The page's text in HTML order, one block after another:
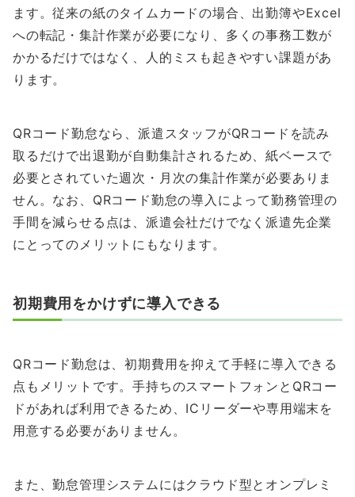
ます。従来の紙のタイムカードの場合、出勤簿やExcel
への転記・集計作業が必要になり、多くの事務工数が
かかるだけではなく、人的ミスも起きやすい課題があ
ります。
QRコード勤怠なら、派遣スタッフがQRコードを読み
取るだけで出退勤が自動集計されるため、紙ベースで
必要とされていた週次・月次の集計作業が必要ありま
せん。なお、QRコード勤怠の導入によって勤務管理の
手間を減らせる点は、派遣会社だけでなく派遣先企業
にとってのメリットにもなります。
初期費用をかけずに導入できる
QRコード勤怠は、初期費用を抑えて手軽に導入できる
点もメリットです。手持ちのスマートフォンとQRコー
ドがあれば利用できるため、ICリーダーや専用端末を
用意する必要がありません。
また、勤怠管理システムにはクラウド型とオンプレミ